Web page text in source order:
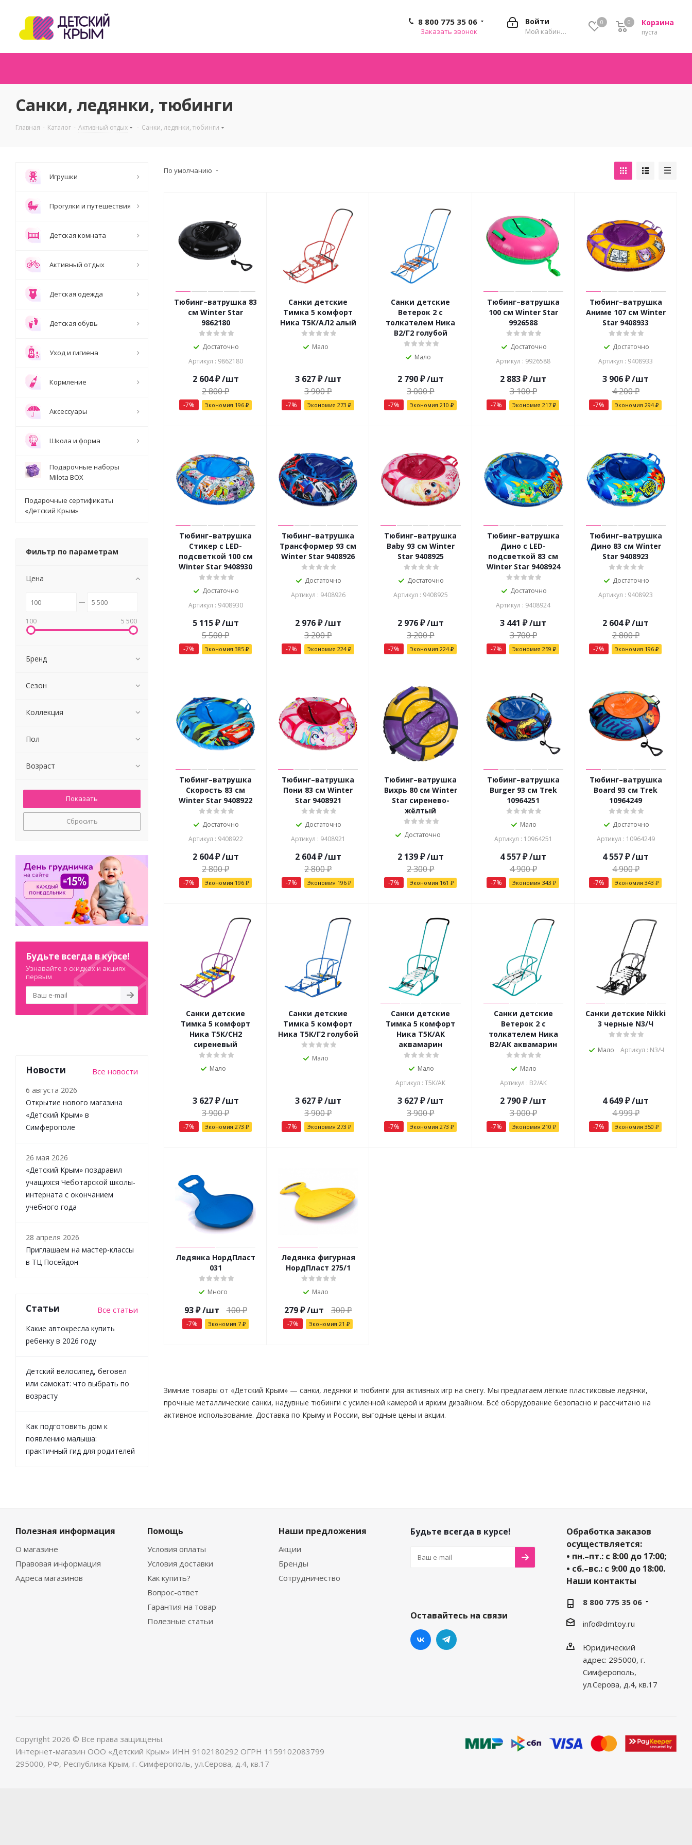
0 Корзина
0
пуста
0
Войти
Мой кабинет
8 800 775 35 06
Заказать звонок
Санки, ледянки, тюбинги
Главная - Каталог - Активный отдых - Санки, ледянки, тюбинги
По умолчанию
Тюбинг–ватрушка 83
см Winter Star
9862180
Достаточно
Артикул : 9862180
2 604₽ /шт
2 800₽
-7% Экономия 196₽
Санки детские
Тимка 5 комфорт
Ника Т5К/АЛ2 алый
Мало
3 627₽/шт
3 900₽
-7% Экономия 273 ₽
Санки детские
Ветерок 2 с
толкателем Ника
В2/Г2 голубой
Мало
2 790₽/шт
3 000₽
-7% Экономия 210 ₽
Тюбинг–ватрушка
100 см Winter Star
9926588
Достаточно
Артикул : 9926588
2 883₽/шт
3 100₽
-7% Экономия217 ₽
Тюбинг–ватрушка
Аниме 107 см Winter
Star 9408933
Достаточно
Артикул : 9408933
3 906₽/шт
4 200₽
-7% Экономия294₽
Тюбинг–ватрушка
Стикер с LED-
подсветкой 100 см
Winter Star 9408930
Достаточно
Артикул : 9408930
5 115₽ /шт
5 500₽
-7% Экономия 385₽
Тюбинг–ватрушка
Трансформер 93 см
Winter Star 9408926
Достаточно
Артикул : 9408926
2 976₽/шт
3 200₽
-7% Экономия 224₽
Тюбинг–ватрушка
Baby 93 см Winter
Star 9408925
Достаточно
Артикул : 9408925
2 976₽/шт
3 200₽
-7% Экономия 224₽
Тюбинг–ватрушка
Дино с LED-
подсветкой 83 см
Winter Star 9408924
Достаточно
Артикул : 9408924
3 441 ₽/шт
3 700₽
-7% Экономия259 ₽
Тюбинг–ватрушка
Дино 83 см Winter
Star 9408923
Достаточно
Артикул : 9408923
2 604₽/шт
2 800₽
-7% Экономия 196 ₽
Тюбинг–ватрушка
Скорость 83 см
Winter Star 9408922
Достаточно
Артикул : 9408922
2 604₽ /шт
2 800₽
-7% Экономия 196₽
Тюбинг–ватрушка
Пони 83 см Winter
Star 9408921
Достаточно
Артикул : 9408921
2 604₽/шт
2 800₽
-7% Экономия 196₽
Тюбинг–ватрушка
Вихрь 80 см Winter
Star сиренево-
жёлтый
Достаточно
2 139₽/шт
2 300₽
-7% Экономия 161 ₽
Тюбинг–ватрушка
Burger 93 см Trek
10964251
Мало
Артикул : 10964251
4 557₽/шт
4 900₽
-7% Экономия343 ₽
Тюбинг–ватрушка
Board 93 см Trek
10964249
Достаточно
Артикул : 10964249
4 557₽/шт
4 900₽
-7% Экономия343 ₽
Санки детские
Тимка 5 комфорт
Ника Т5К/СН2
сиреневый
Мало
3 627₽ /шт
3 900₽
-7% Экономия 273 ₽
Санки детские
Тимка 5 комфорт
Ника Т5К/Г2 голубой
Мало
3 627₽/шт
3 900₽
-7% Экономия 273 ₽
Санки детские
Тимка 5 комфорт
Ника Т5К/АК
аквамарин
Мало
Артикул : Т5К/АК
3 627₽/шт
3 900₽
-7% Экономия 273 ₽
Санки детские
Ветерок 2 с
толкателем Ника
В2/АК аквамарин
Мало
Артикул : В2/АК
2 790₽/шт
3 000₽
-7% Экономия210 ₽
Санки детские Nikki
3 черные N3/Ч
Мало Артикул : N3/Ч
4 649₽/шт
4 999₽
-7% Экономия350 ₽
Ледянка НордПласт
031
Много
93₽ /шт 100₽
-7% Экономия 7₽
Ледянка фигурная
НордПласт 275/1
Мало
279₽/шт 300₽
-7% Экономия 21 ₽
Зимние товары от «Детский Крым» — санки, ледянки и тюбинги для активных игр на снегу. Мы предлагаем лёгкие пластиковые ледянки,
прочные металлические санки, надувные тюбинги с усиленной камерой и ярким дизайном. Всё оборудование безопасно и рассчитано на
активное использование. Доставка по Крыму и России, выгодные цены и акции.
Игрушки
Прогулки и путешествия
Детская комната
Активный отдых
Детская одежда
Детская обувь
Уход и гигиена
Кормление
Аксессуары
Школа и форма
Подарочные наборы
Milota BOX
Подарочные сертификаты
«Детский Крым»
Фильтр по параметрам
Цена
100 5 500
Бренд
Сезон
Коллекция
Пол
Возраст
Сбросить
Будьте всегда в курсе!
Узнавайте о скидках и акциях
первым
Новости Все новости
6 августа 2026
Открытие нового магазина
«Детский Крым» в
Симферополе
26 мая 2026
«Детский Крым» поздравил
учащихся Чеботарской школы-
интерната с окончанием
учебного года
28 апреля 2026
Приглашаем на мастер-классы
в ТЦ Посейдон
Статьи Все статьи
Какие автокресла купить
ребенку в 2026 году
Детский велосипед, беговел
или самокат: что выбрать по
возрасту
Как подготовить дом к
появлению малыша:
практичный гид для родителей
Полезная информация
О магазине
Правовая информация
Адреса магазинов
Помощь
Условия оплаты
Условия доставки
Как купить?
Вопрос-ответ
Гарантия на товар
Полезные статьи
Наши предложения
Акции
Бренды
Сотрудничество
Будьте всегда в курсе!
Оставайтесь на связи
Обработка заказов
осуществляется:
• пн.–пт.: с 8:00 до 17:00;
• сб.–вс.: с 9:00 до 18:00.
Наши контакты
8 800 775 35 06
info@dmtoy.ru
Юридический
адрес: 295000, г.
Симферополь,
ул.Серова, д.4, кв.17
Copyright 2026 © Все права защищены.
Интернет-магазин ООО «Детский Крым» ИНН 9102180292 ОГРН 1159102083799
295000, РФ, Республика Крым, г. Симферополь, ул.Серова, д.4, кв.17